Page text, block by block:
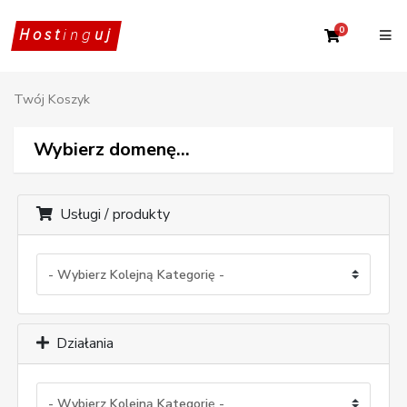
Hosting uj 0Twój
Twój Koszyk
Wybierz domenę...
Usługi / produkty
Działania